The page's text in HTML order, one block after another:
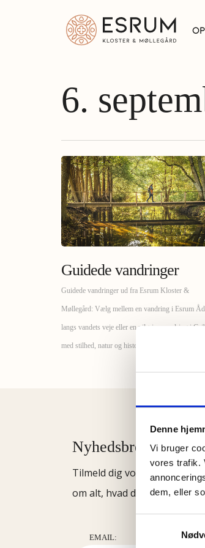
Denne
Vi bruger
vores trafik.
dem, eller
6.
Guidede vandringer
Guidede vandringer ud fra Esrum Kloster &
Møllegård: Vælg mellem en vandring i Esrum
langs vandets veje eller en pilgrimsvandring i
med stilhed, natur og historiefortælling
Nyhedsbrev
Tilmeld dig vores
om alt, hvad der sker på
EMAIL: